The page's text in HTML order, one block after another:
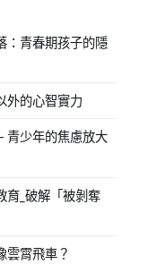
：青春期孩子的隱
外的心智實力
青少年的焦慮放大
育_破解「被剝奪
雲霄飛車？